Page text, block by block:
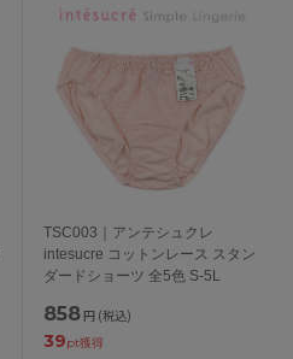
TSC003｜アンテシュクレ
intesucre コットンレース スタン
ダードショーツ 全5色 S-5L
858 円 (税込)
39pt獲得